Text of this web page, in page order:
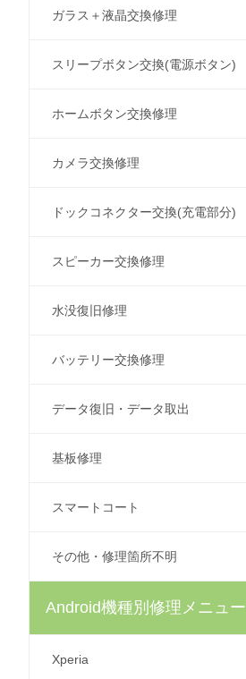
ガラス＋液晶交換修理
スリープボタン交換(電源ボタン)
ホームボタン交換修理
カメラ交換修理
ドックコネクター交換(充電部分)
スピーカー交換修理
水没復旧修理
バッテリー交換修理
データ復旧・データ取出
基板修理
スマートコート
その他・修理箇所不明
Android機種別修理メニュー
Xperia